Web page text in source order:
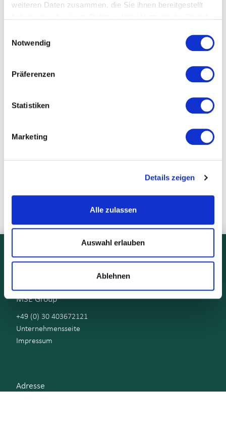
weiteren Daten zusammen, die Sie ihnen bereitgestellt
Notwendig
Präferenzen
Statistiken
Marketing
Details zeigen
Alle zulassen
Auswahl erlauben
Ablehnen
M3E Group
+49 (0) 30 403672121
Unternehmensseite
Impressum
Adresse